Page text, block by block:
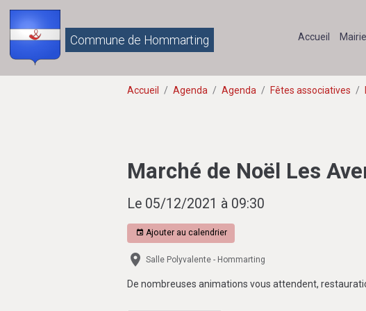
Commune de Hommarting Accueil Mairie
Accueil Agenda Agenda Fêtes associatives
Marché de Noël Les
Le 05/12/2021 à 09:30
Ajouter au calendrier
Salle Polyvalente - Hommarting
De nombreuses animations vous attendent,